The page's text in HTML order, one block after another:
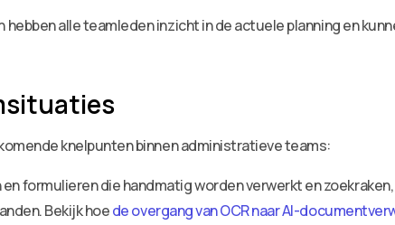
alle teamleden inzicht in de actuele planning en
knelpunten binnen administratieve teams:
formulieren die handmatig worden verwerkt en
Bekijk hoede overgang van OCR naar AI-